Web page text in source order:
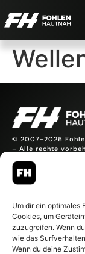
Um dir ein optimales
Cookies, um
zuzugreifen. Wenn
wie das
Wenn du deine
© 2007-2026
– Alle rechte
Fohlen-Hautnah.de
offiziell
Nationalbibliothek
8233). Nachdruck
auszugsweise, nur
Genehmigung.